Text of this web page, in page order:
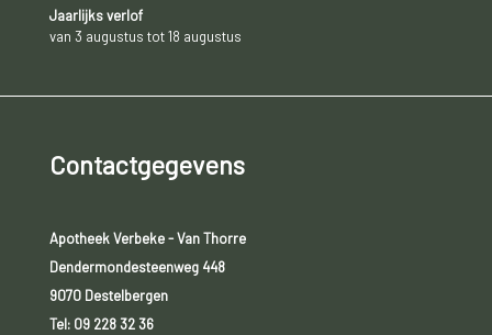
Jaarlijks verlof
van 3 augustus tot 18 augustus
Contactgegevens
Apotheek Verbeke - Van Thorre
Dendermondesteenweg 448
9070 Destelbergen
Tel: 09 228 32 36